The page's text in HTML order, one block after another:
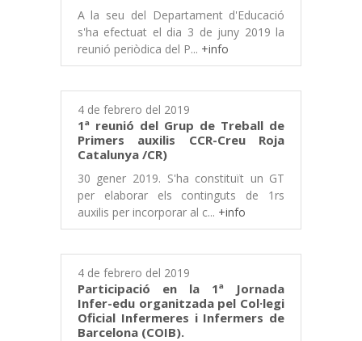
A la seu del Departament d'Educació
s'ha efectuat el dia 3 de juny 2019 la
reunió periòdica del P... +info
4 de febrero del 2019
1ª reunió del Grup de Treball de
Primers auxilis CCR-Creu Roja
Catalunya /CR)
30 gener 2019. S'ha constituït un GT
per elaborar els continguts de 1rs
auxilis per incorporar al c... +info
4 de febrero del 2019
Participació en la 1ª Jornada
Infer-edu organitzada pel Col·legi
Oficial Infermeres i Infermers de
Barcelona (COIB).